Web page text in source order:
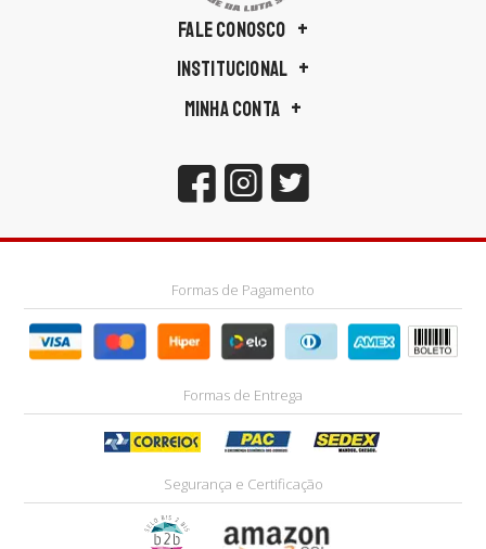
FALE CONOSCO
INSTITUCIONAL
MINHA CONTA
Formas de Pagamento
Formas de Entrega
Segurança e Certificação